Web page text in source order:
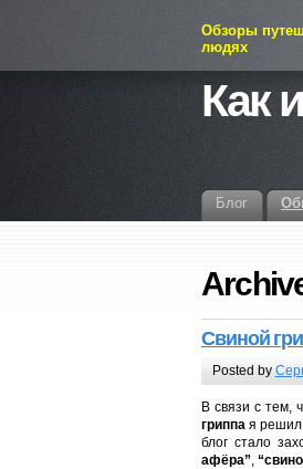
Обзоры
людях
Как
Блог
Свиной
Posted by
В связи с тем,
гриппа я решил
блог стало
афёра”